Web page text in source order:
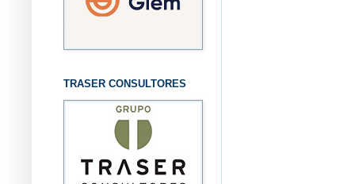
TRASER CONSULTORES